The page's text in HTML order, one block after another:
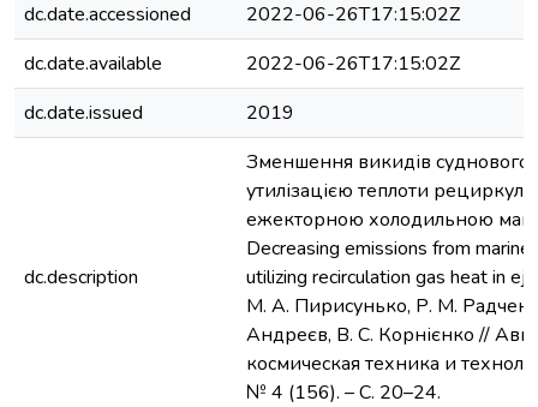
dc.date.accessioned
2022-06-26T17:15:02Z
dc.date.available
2022-06-26T17:15:02Z
dc.date.issued
2019
dc.description
Зменшення викидів суднового
утилізацією теплоти
ежекторною холодильною
Decreasing emissions from
utilizing recirculation gas heat in
М. А. Пирисунько, Р. М.
Андреєв, В. С. Корнієнко //
космическая техника и
№ 4 (156). – С. 20–24.